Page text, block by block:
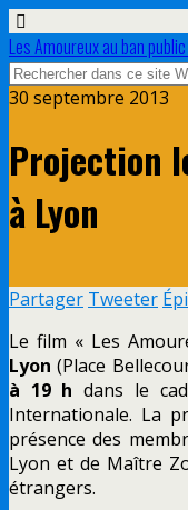
Les Amoureux au ban
30 septembre 2013
Projection
à Lyon
Partager Tweeter
Le film « Les
Lyon (Place
à 19 h dans le
Internationale. La
présence des
Lyon et de Maître
étrangers.